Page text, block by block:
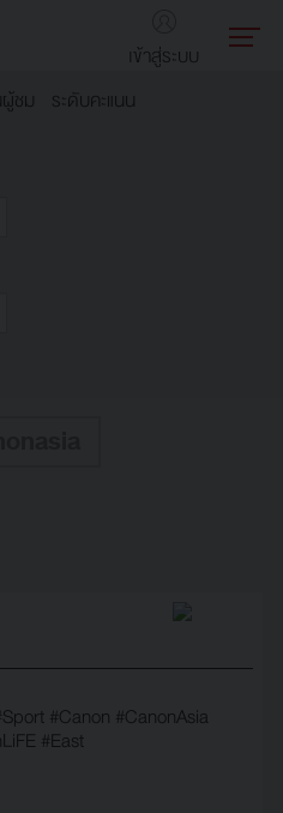
เข้าสู่ระบบ
ชม
ระดับคะแนน
#Canon #CanonAsia
#East